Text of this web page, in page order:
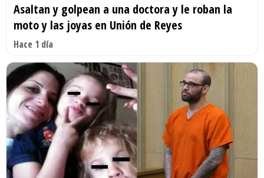
Asaltan y golpean a una doctora y le roban la
moto y las joyas en Unión de Reyes
Hace 1 día